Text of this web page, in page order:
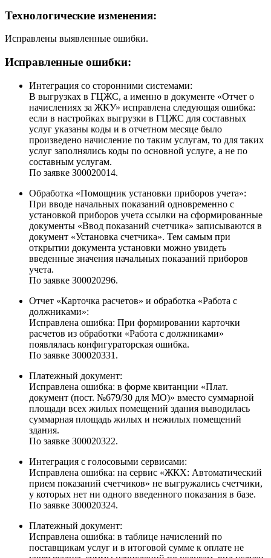
Технологические изменения:
Исправлены выявленные ошибки.
Исправленные ошибки:
Интеграция со сторонними системами:
В выгрузках в ГЦЖС, а именно в документе «Отчет о
начислениях за ЖКУ» исправлена следующая ошибка:
если в настройках выгрузки в ГЦЖС для составных
услуг указаны коды и в отчетном месяце было
произведено начисление по таким услугам, то для таких
услуг заполнялись коды по основной услуге, а не по
составным услугам.
По заявке З00020014.
Обработка «Помощник установки приборов учета»:
При вводе начальных показаний одновременно с
установкой приборов учета ссылки на сформированные
документы «Ввод показаний счетчика» записываются в
документ «Установка счетчика». Тем самым при
открытии документа установки можно увидеть
введенные значения начальных показаний приборов
учета.
По заявке З00020296.
Отчет «Карточка расчетов» и обработка «Работа с
должниками»:
Исправлена ошибка: При формировании карточки
расчетов из обработки «Работа с должниками»
появлялась конфигураторская ошибка.
По заявке З00020331.
Платежный документ:
Исправлена ошибка: в форме квитанции «Плат.
документ (пост. №679/30 для МО)» вместо суммарной
площади всех жилых помещений здания выводилась
суммарная площадь жилых и нежилых помещений
здания.
По заявке З00020322.
Интеграция с голосовыми сервисами:
Исправлена ошибка: на сервис «ЖКХ: Автоматический
прием показаний счетчиков» не выгружались счетчики,
у которых нет ни одного введенного показания в базе.
По заявке З00020324.
Платежный документ:
Исправлена ошибка: в таблице начислений по
поставщикам услуг и в итоговой сумме к оплате не